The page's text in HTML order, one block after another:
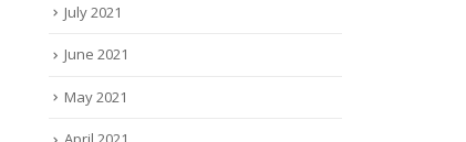
July 2021
June 2021
May 2021